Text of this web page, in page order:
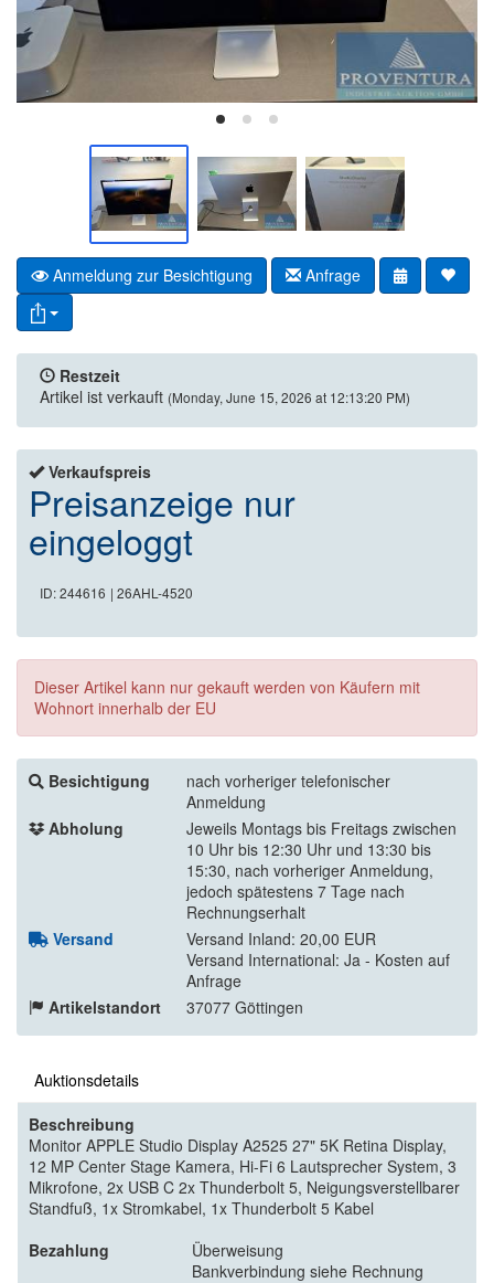
Anmeldung zur Besichtigung Anfrage
Restzeit
Artikel ist verkauft (Monday, June 15, 2026 at 12:13:20 PM)
Verkaufspreis
Preisanzeige nur
eingeloggt
ID: 244616 | 26AHL-4520
Dieser Artikel kann nur gekauft werden von Käufern mit
Wohnort innerhalb der EU
Besichtigung
nach vorheriger telefonischer
Anmeldung
Abholung
Jeweils Montags bis Freitags zwischen
10 Uhr bis 12:30 Uhr und 13:30 bis
15:30, nach vorheriger Anmeldung,
jedoch spätestens 7 Tage nach
Rechnungserhalt
Versand
Versand Inland: 20,00 EUR
Versand International: Ja - Kosten auf
Anfrage
Artikelstandort
37077 Göttingen
Auktionsdetails
Beschreibung
Monitor APPLE Studio Display A2525 27" 5K Retina Display,
12 MP Center Stage Kamera, Hi-Fi 6 Lautsprecher System, 3
Mikrofone, 2x USB C 2x Thunderbolt 5, Neigungsverstellbarer
Standfuß, 1x Stromkabel, 1x Thunderbolt 5 Kabel
Bezahlung
Überweisung
Bankverbindung siehe Rechnung